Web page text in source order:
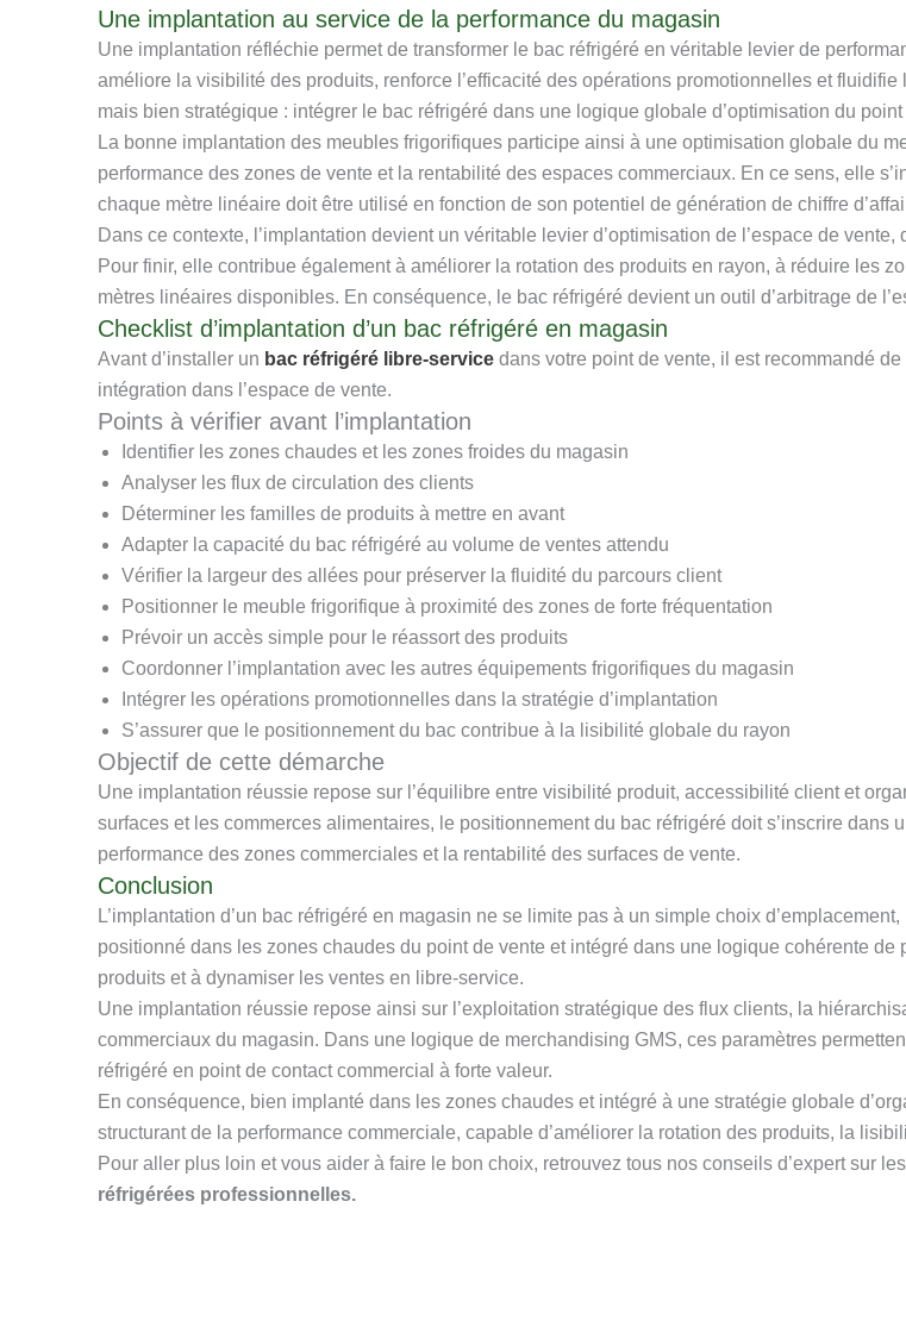
Une implantation au service de la performance du magasin
Une implantation réfléchie permet de transformer le bac réfrigéré en véritable levier de
améliore la visibilité des produits, renforce l’efficacité des opérations promotionnelles et fluidifie
mais bien stratégique : intégrer le bac réfrigéré dans une logique globale d’optimisation du point
La bonne implantation des meubles frigorifiques participe ainsi à une optimisation globale du
performance des zones de vente et la rentabilité des espaces commerciaux. En ce sens, elle
chaque mètre linéaire doit être utilisé en fonction de son potentiel de génération de chiffre
Dans ce contexte, l’implantation devient un véritable levier d’optimisation de l’espace de
Pour finir, elle contribue également à améliorer la rotation des produits en rayon, à réduire les
mètres linéaires disponibles. En conséquence, le bac réfrigéré devient un outil d’arbitrage de
Checklist d’implantation d’un bac réfrigéré en magasin
Avant d’installer un bac réfrigéré libre-service dans votre point de vente, il est recommandé
intégration dans l’espace de vente.
Points à vérifier avant l’implantation
Identifier les zones chaudes et les zones froides du magasin
Analyser les flux de circulation des clients
Déterminer les familles de produits à mettre en avant
Adapter la capacité du bac réfrigéré au volume de ventes attendu
Vérifier la largeur des allées pour préserver la fluidité du parcours client
Positionner le meuble frigorifique à proximité des zones de forte fréquentation
Prévoir un accès simple pour le réassort des produits
Coordonner l’implantation avec les autres équipements frigorifiques du magasin
Intégrer les opérations promotionnelles dans la stratégie d’implantation
S’assurer que le positionnement du bac contribue à la lisibilité globale du rayon
Objectif de cette démarche
Une implantation réussie repose sur l’équilibre entre visibilité produit, accessibilité client et
surfaces et les commerces alimentaires, le positionnement du bac réfrigéré doit s’inscrire
performance des zones commerciales et la rentabilité des surfaces de vente.
Conclusion
L’implantation d’un bac réfrigéré en magasin ne se limite pas à un simple choix
positionné dans les zones chaudes du point de vente et intégré dans une logique cohérente
produits et à dynamiser les ventes en libre-service.
Une implantation réussie repose ainsi sur l’exploitation stratégique des flux clients, la
commerciaux du magasin. Dans une logique de merchandising GMS, ces paramètres
réfrigéré en point de contact commercial à forte valeur.
En conséquence, bien implanté dans les zones chaudes et intégré à une stratégie globale
structurant de la performance commerciale, capable d’améliorer la rotation des produits, la
Pour aller plus loin et vous aider à faire le bon choix, retrouvez tous nos conseils d’expert sur les
réfrigérées professionnelles.